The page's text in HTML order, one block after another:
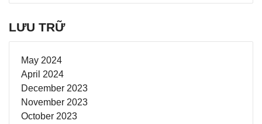
LƯU TRỮ
May 2024
April 2024
December 2023
November 2023
October 2023